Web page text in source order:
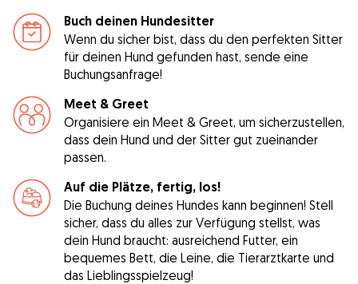
Buch deinen Hundesitter
Wenn du sicher bist, dass du den perfekten Sitter
für deinen Hund gefunden hast, sende eine
Buchungsanfrage!
Meet & Greet
Organisiere ein Meet & Greet, um sicherzustellen,
dass dein Hund und der Sitter gut zueinander
passen.
Auf die Plätze, fertig, los!
Die Buchung deines Hundes kann beginnen! Stell
sicher, dass du alles zur Verfügung stellst, was
dein Hund braucht: ausreichend Futter, ein
bequemes Bett, die Leine, die Tierarztkarte und
das Lieblingsspielzeug!